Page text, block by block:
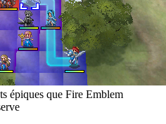
épiques que Fire Emblem